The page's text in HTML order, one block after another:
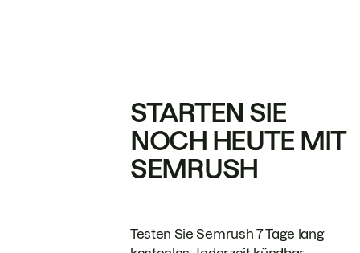
STARTEN SIE
NOCH HEUTE MIT
SEMRUSH
Testen Sie Semrush 7 Tage lang